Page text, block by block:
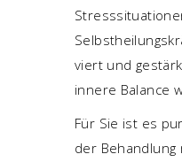
viert und
inne­re Balan­ce
Für Sie ist es
der